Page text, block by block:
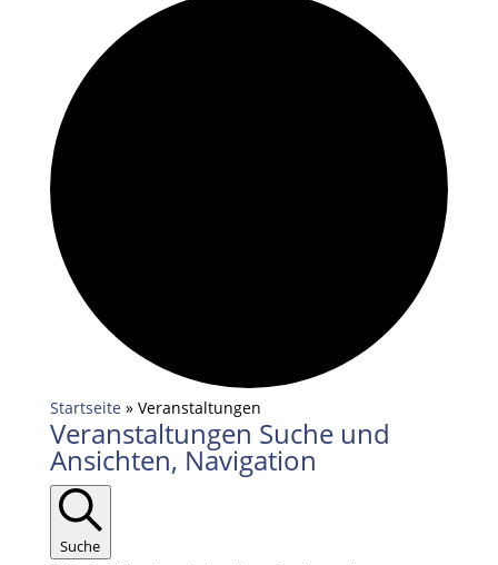
Startseite » Veranstaltungen
Veranstaltungen
Veranstaltungen Suche und
Ansichten, Navigation
Suche